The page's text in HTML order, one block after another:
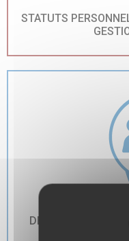
STATUTS
DÉVELOPPEMENT